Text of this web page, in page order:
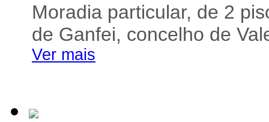
Moradia particular, de 2
de Ganfei, concelho de
Ver mais